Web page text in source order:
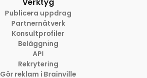
Publicera uppdrag
Partnernätverk
Konsultprofiler
Beläggning
API
Rekrytering
Gör reklam i Brainville